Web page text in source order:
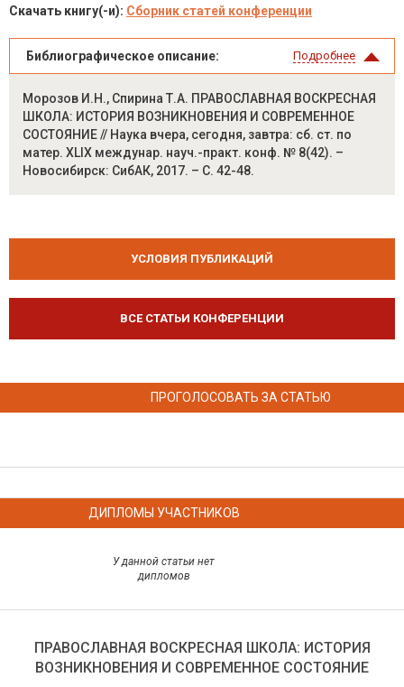
Скачать книгу(-и): Сборник статей конференции
Библиографическое описание: Подробнее
Морозов И.Н., Спирина Т.А. ПРАВОСЛАВНАЯ ВОСКРЕСНАЯ
ШКОЛА: ИСТОРИЯ ВОЗНИКНОВЕНИЯ И СОВРЕМЕННОЕ
СОСТОЯНИЕ // Наука вчера, сегодня, завтра: сб. ст. по
матер. XLIX междунар. науч.-практ. конф. № 8(42). –
Новосибирск: СибАК, 2017. – С. 42-48.
УСЛОВИЯ ПУБЛИКАЦИЙ
ВСЕ СТАТЬИ КОНФЕРЕНЦИИ
ПРОГОЛОСОВАТЬ ЗА СТАТЬЮ
ДИПЛОМЫ УЧАСТНИКОВ
У данной статьи нет
дипломов
ПРАВОСЛАВНАЯ ВОСКРЕСНАЯ ШКОЛА: ИСТОРИЯ
ВОЗНИКНОВЕНИЯ И СОВРЕМЕННОЕ СОСТОЯНИЕ